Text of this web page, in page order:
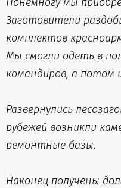
Заготовители
комплектов
Мы смогли одеть в
командиров, а потом
Развернулись
рубежей возникли
ремонтные базы.
Наконец получены